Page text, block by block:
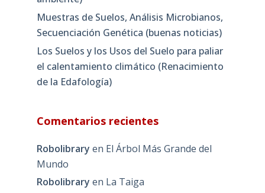
Muestras de Suelos, Análisis Microbianos,
Secuenciación Genética (buenas noticias)
Los Suelos y los Usos del Suelo para paliar
el calentamiento climático (Renacimiento
de la Edafología)
Comentarios recientes
Robolibrary en El Árbol Más Grande del
Mundo
Robolibrary en La Taiga